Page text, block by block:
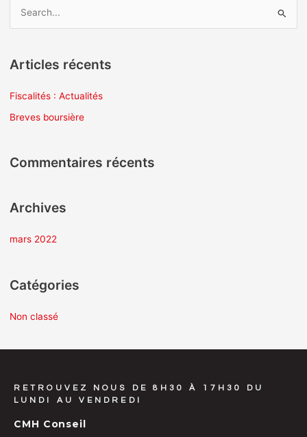
h
e
Articles récents
Fiscalités : Actualités
Breves boursière
Commentaires récents
Archives
mars 2022
Catégories
Non classé
RETROUVEZ NOUS DE 8H30 À 17H30 DU
LUNDI AU VENDREDI
CMH Conseil